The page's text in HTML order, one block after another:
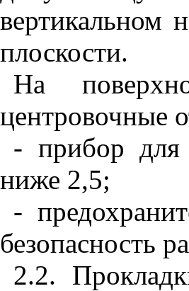
вертикальном
плоскости.
На
центровочные
- прибор для
ниже 2,5;
-
безопасность
2.2.